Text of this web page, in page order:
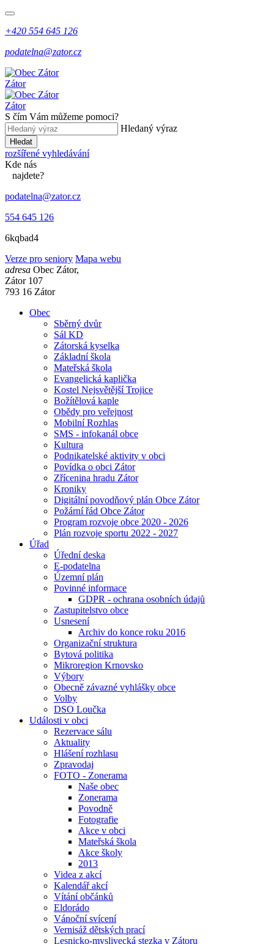
+420 554 645 126
podatelna@zator.cz
Zátor
Zátor
S čím Vám můžeme pomoci?
Hledaný výraz
Hledat
rozšířené vyhledávání
Kde nás
najdete?
podatelna@zator.cz
554 645 126
6kqbad4
Verze pro seniory Mapa webu
adresa Obec Zátor,
Zátor 107
793 16 Zátor
Obec
Sběrný dvůr
Sál KD
Zátorská kyselka
Základní škola
Mateřská škola
Evangelická kaplička
Kostel Nejsvětější Trojice
Božítělová kaple
Obědy pro veřejnost
Mobilní Rozhlas
SMS - infokanál obce
Kultura
Podnikatelské aktivity v obci
Povídka o obci Zátor
Zřícenina hradu Zátor
Kroniky
Digitální povodňový plán Obce Zátor
Požární řád Obce Zátor
Program rozvoje obce 2020 - 2026
Plán rozvoje sportu 2022 - 2027
Úřad
Úřední deska
E-podatelna
Územní plán
Povinné informace
GDPR - ochrana osobních údajů
Zastupitelstvo obce
Usnesení
Archiv do konce roku 2016
Organizační struktura
Bytová politika
Mikroregion Krnovsko
Výbory
Obecně závazné vyhlášky obce
Volby
DSO Loučka
Události v obci
Rezervace sálu
Aktuality
Hlášení rozhlasu
Zpravodaj
FOTO - Zonerama
Naše obec
Zonerama
Povodně
Fotografie
Akce v obci
Mateřská škola
Akce školy
2013
Videa z akcí
Kalendář akcí
Vítání občánků
Eldorádo
Vánoční svícení
Vernisáž dětských prací
Lesnicko-myslivecká stezka v Zátoru